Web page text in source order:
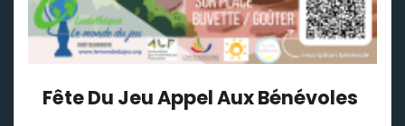
Fête Du Jeu Appel Aux Bénévoles